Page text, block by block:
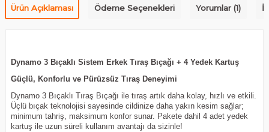
Ürün Açıklaması Ödeme Seçenekleri Yorumlar (1)
Dynamo 3 Bıçaklı Sistem Erkek Tıraş Bıçağı + 4 Yedek Kartuş
Güçlü, Konforlu ve Pürüzsüz Tıraş Deneyimi
Dynamo 3 Bıçaklı Tıraş Bıçağı ile tıraş artık daha kolay, hızlı ve etkili.
Üçlü bıçak teknolojisi sayesinde cildinize daha yakın kesim sağlar;
minimum tahriş, maksimum konfor sunar. Pakete dahil 4 adet yedek
kartuş ile uzun süreli kullanım avantajı da sizinle!